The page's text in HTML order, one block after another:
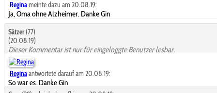
Reginameinte dazu am 20.08.19:
Ja, Oma ohne Alzheimer. Danke Gin
Sätzer(77)
(20.08.19)
Dieser Kommentar ist nur für eingeloggte Benutzer lesbar.
Reginaantwortete darauf am 20.08.19:
So war es. Danke Gin